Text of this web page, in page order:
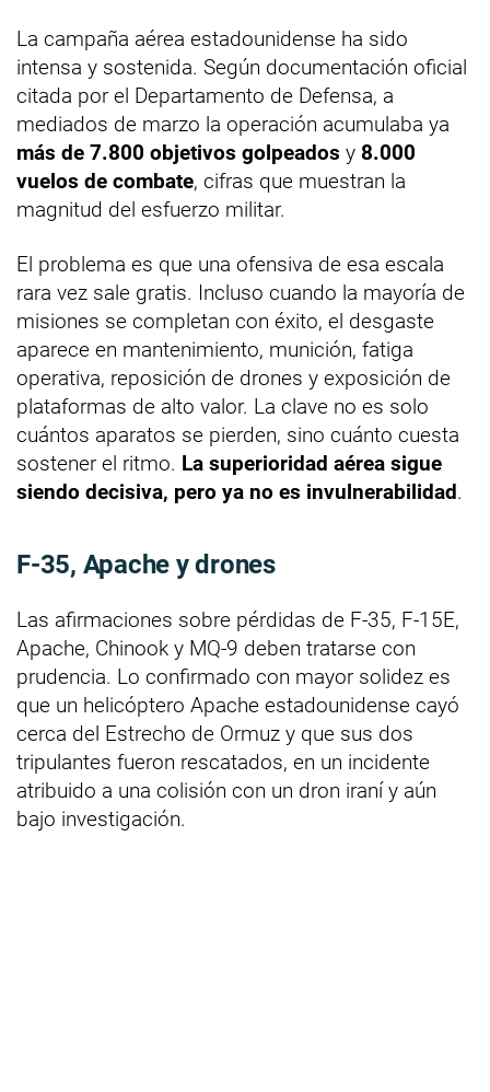
La campaña aérea estadounidense ha sido
intensa y sostenida. Según documentación oficial
citada por el Departamento de Defensa, a
mediados de marzo la operación acumulaba ya
más de 7.800 objetivos golpeados y 8.000
vuelos de combate, cifras que muestran la
magnitud del esfuerzo militar.
El problema es que una ofensiva de esa escala
rara vez sale gratis. Incluso cuando la mayoría de
misiones se completan con éxito, el desgaste
aparece en mantenimiento, munición, fatiga
operativa, reposición de drones y exposición de
plataformas de alto valor. La clave no es solo
cuántos aparatos se pierden, sino cuánto cuesta
sostener el ritmo. La superioridad aérea sigue
siendo decisiva, pero ya no es invulnerabilidad.
F-35, Apache y drones
Las afirmaciones sobre pérdidas de F-35, F-15E,
Apache, Chinook y MQ-9 deben tratarse con
prudencia. Lo confirmado con mayor solidez es
que un helicóptero Apache estadounidense cayó
cerca del Estrecho de Ormuz y que sus dos
tripulantes fueron rescatados, en un incidente
atribuido a una colisión con un dron iraní y aún
bajo investigación.